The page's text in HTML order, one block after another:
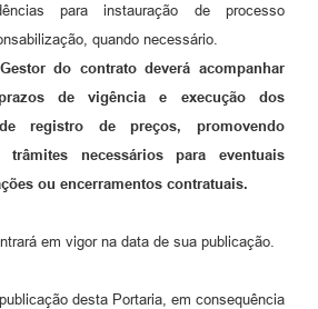
para instauração de processo
quando necessário.
do contrato deverá acompanhar
de vigência e execução dos
registro de preços, promovendo
trâmites necessários para eventuais
ou encerramentos contratuais.
em vigor na data de sua publicação.
desta Portaria, em consequência